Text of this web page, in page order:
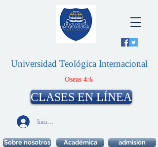
Universidad Teológica Internacional
Oseas 4:6
Iniciar sesión
CLASES EN LÍNEA
Sobre nosotros Académica admisión